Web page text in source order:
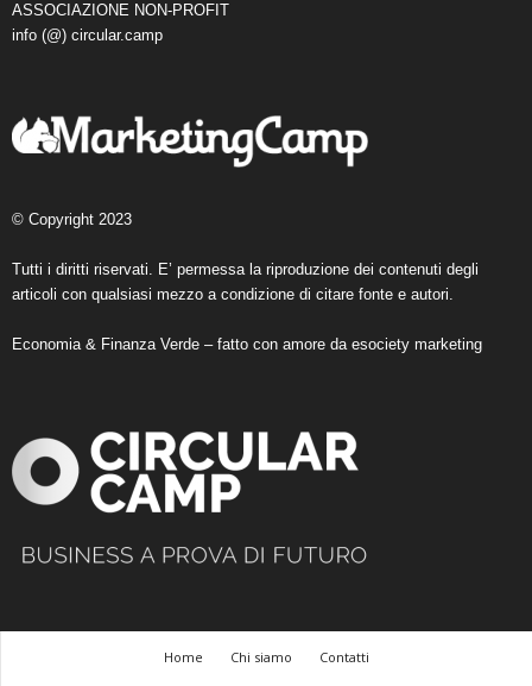
ASSOCIAZIONE NON-PROFIT
info (@) circular.camp
© Copyright 2023
Tutti i diritti riservati. E’ permessa la riproduzione dei contenuti degli
articoli con qualsiasi mezzo a condizione di citare fonte e autori.
Economia & Finanza Verde – fatto con amore da esociety marketing
Home Chi siamo
Contatti